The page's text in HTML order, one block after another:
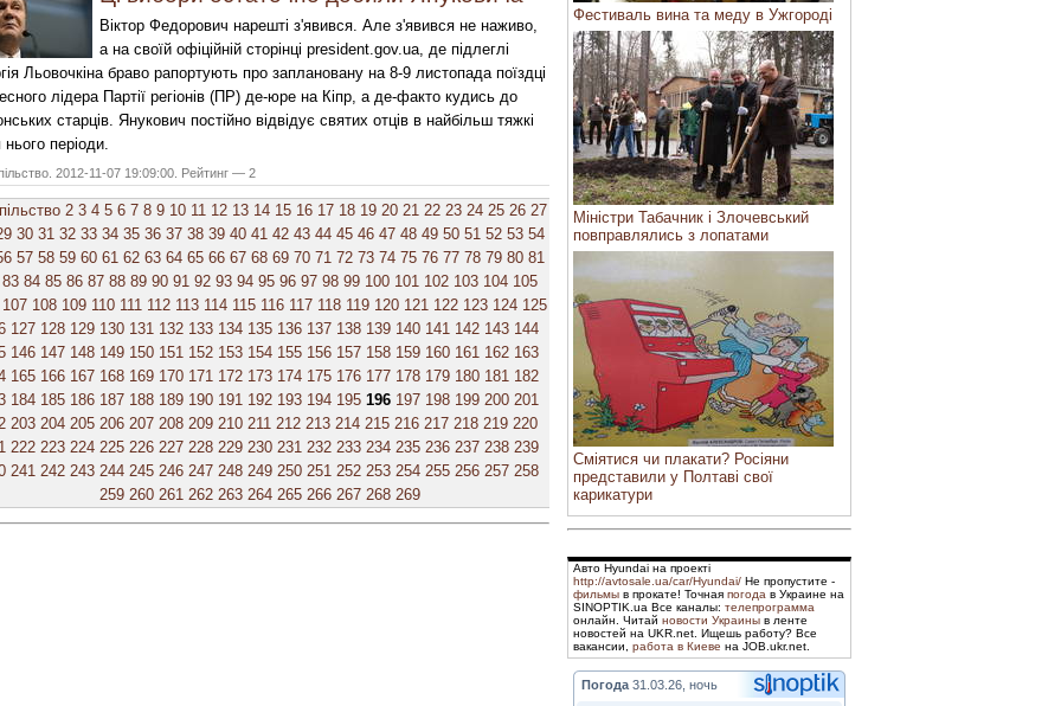
Віктор Федорович нарешті з'явився. Але з'явився не наживо,
а на своїй офіційній сторінці president.gov.ua, де підлеглі
Льовочкіна браво рапортують про заплановану на 8-9 листопада поїздці
лідера Партії регіонів (ПР) де-юре на Кіпр, а де-факто кудись до
старців. Янукович постійно відвідує святих отців в найбільш тяжкі
періоди.
2012-11-07 19:09:00. Рейтинг — 2
2 3 4 5 6 7 8 9 10 11 12 13 14 15 16 17 18 19 20 21 22 23 24 25 26 27
30 31 32 33 34 35 36 37 38 39 40 41 42 43 44 45 46 47 48 49 50 51 52 53 54
57 58 59 60 61 62 63 64 65 66 67 68 69 70 71 72 73 74 75 76 77 78 79 80 81
83 84 85 86 87 88 89 90 91 92 93 94 95 96 97 98 99 100 101 102 103 104 105
107 108 109 110 111 112 113 114 115 116 117 118 119 120 121 122 123 124 125
127 128 129 130 131 132 133 134 135 136 137 138 139 140 141 142 143 144
146 147 148 149 150 151 152 153 154 155 156 157 158 159 160 161 162 163
165 166 167 168 169 170 171 172 173 174 175 176 177 178 179 180 181 182
184 185 186 187 188 189 190 191 192 193 194 195 196 197 198 199 200 201
203 204 205 206 207 208 209 210 211 212 213 214 215 216 217 218 219 220
222 223 224 225 226 227 228 229 230 231 232 233 234 235 236 237 238 239
241 242 243 244 245 246 247 248 249 250 251 252 253 254 255 256 257 258
259 260 261 262 263 264 265 266 267 268 269
Фестиваль вина та меду в Ужгороді
Міністри Табачник і Злочевський
повправлялись з лопатами
Сміятися чи плакати? Росіяни
представили у Полтаві свої
карикатури
Авто Hyundai на проекті
http://avtosale.ua/car/Hyundai/ Не пропустите -
фильмы в прокате! Точная погода в Украине на
SINOPTIK.ua Все каналы: телепрограмма
онлайн. Читай новости Украины в ленте
новостей на UKR.net. Ищешь работу? Все
вакансии, работа в Киеве на JOB.ukr.net.
Погода 31.03.26, ночь